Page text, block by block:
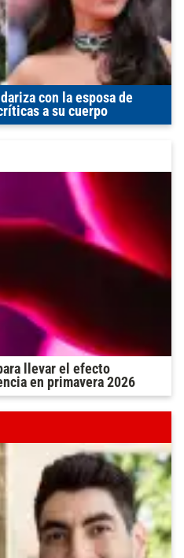
con la esposa de
a su cuerpo
llevar el efecto
en primavera 2026